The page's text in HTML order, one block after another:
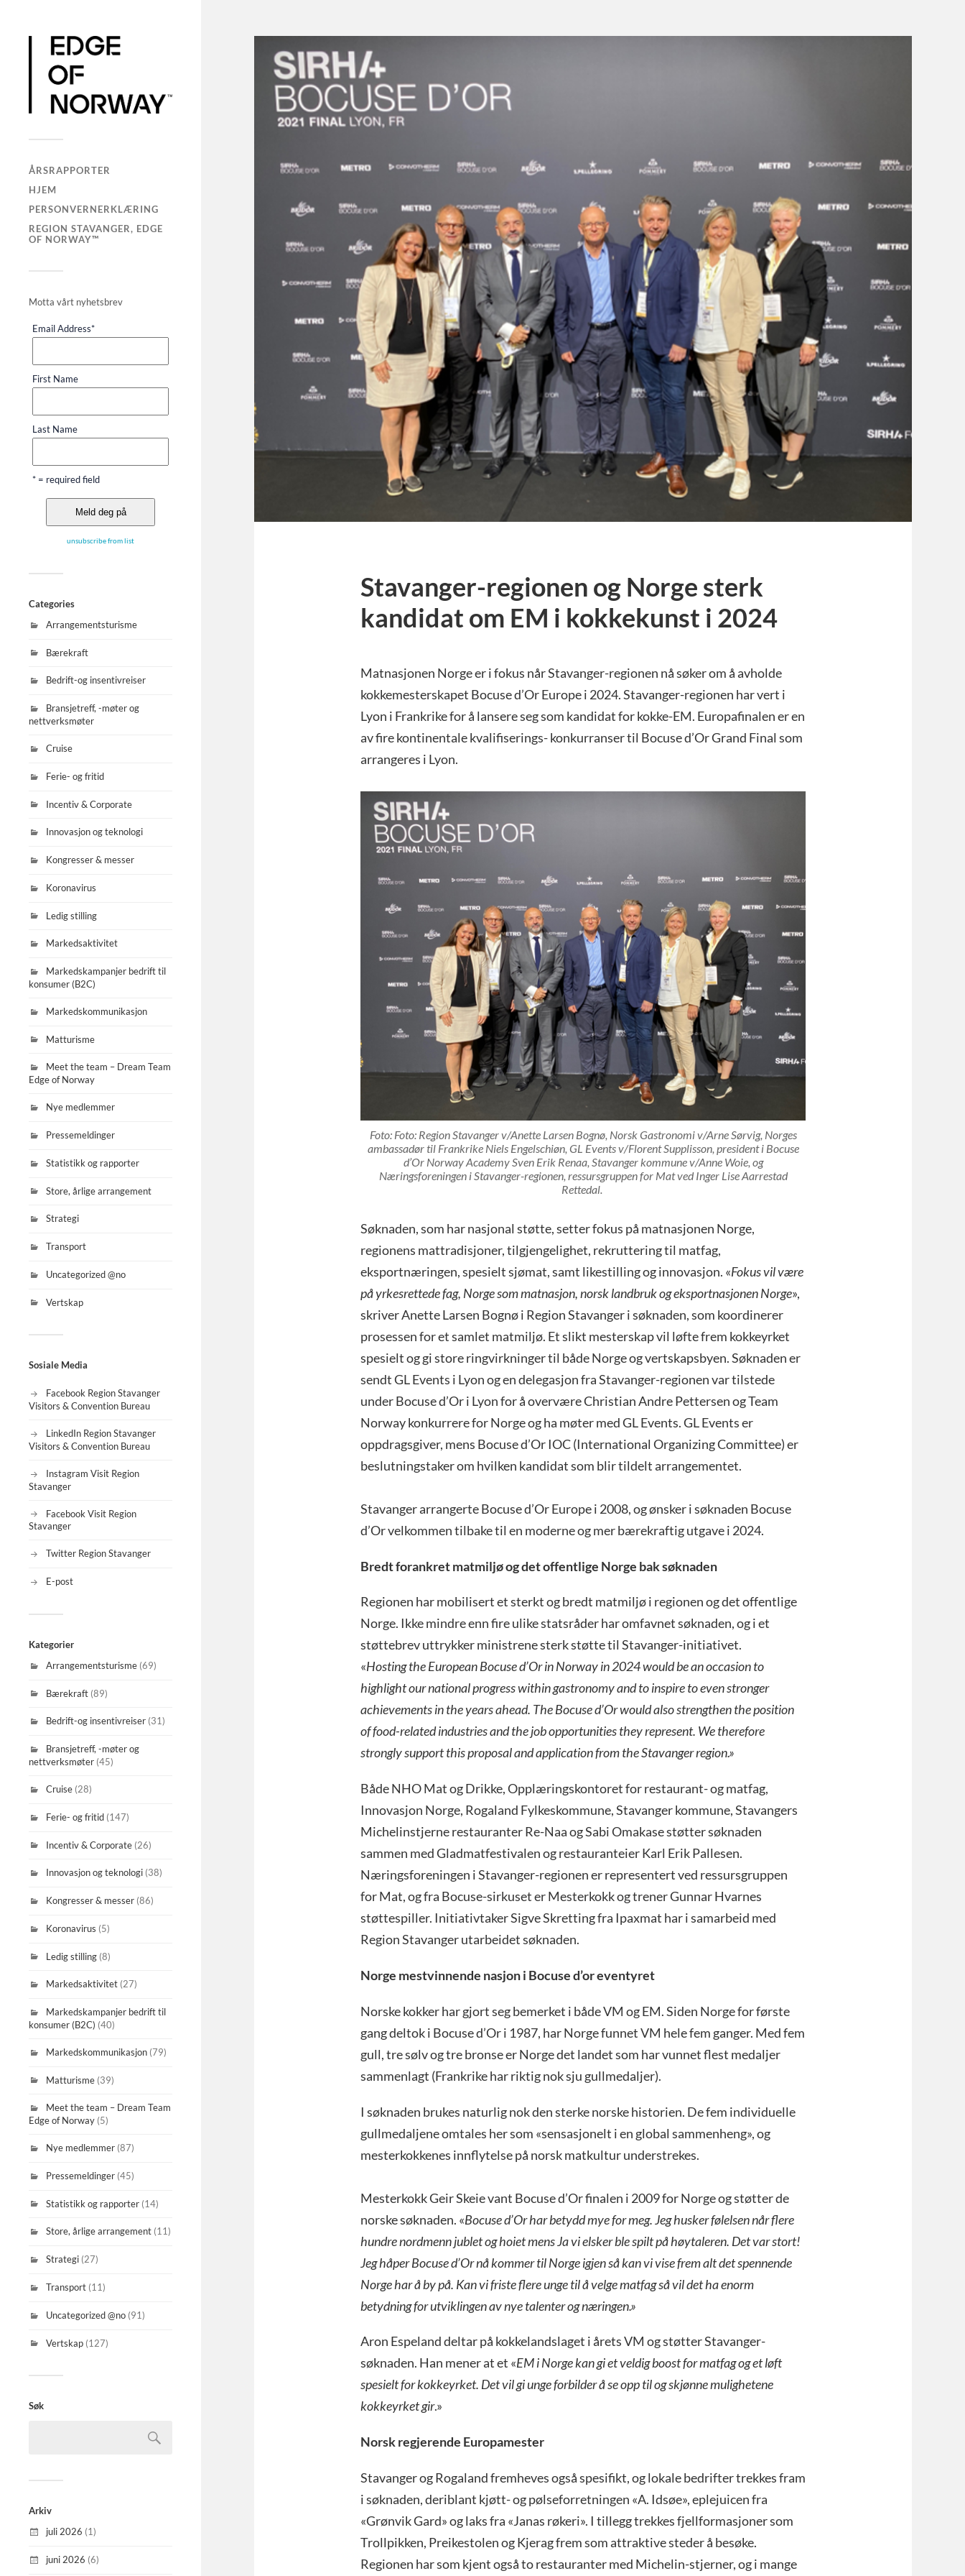
ÅRSRAPPORTER
HJEM
PERSONVERNERKLÆRING
REGION STAVANGER, EDGE
OF NORWAY™
Motta vårt nyhetsbrev
Email Address*
First Name
Last Name
* = required field
unsubscribe from list
Categories
Arrangementsturisme
Bærekraft
Bedrift-og insentivreiser
Bransjetreff, -møter og
nettverksmøter
Cruise
Ferie- og fritid
Incentiv & Corporate
Innovasjon og teknologi
Kongresser & messer
Koronavirus
Ledig stilling
Markedsaktivitet
Markedskampanjer bedrift til
konsumer (B2C)
Markedskommunikasjon
Matturisme
Meet the team – Dream Team
Edge of Norway
Nye medlemmer
Pressemeldinger
Statistikk og rapporter
Store, årlige arrangement
Strategi
Transport
Uncategorized @no
Vertskap
Sosiale Media
Facebook Region Stavanger
Visitors & Convention Bureau
LinkedIn Region Stavanger
Visitors & Convention Bureau
Instagram Visit Region
Stavanger
Facebook Visit Region
Stavanger
Twitter Region Stavanger
E-post
Kategorier
Arrangementsturisme (69)
Bærekraft (89)
Bedrift-og insentivreiser (31)
Bransjetreff, -møter og
nettverksmøter (45)
Cruise (28)
Ferie- og fritid (147)
Incentiv & Corporate (26)
Innovasjon og teknologi (38)
Kongresser & messer (86)
Koronavirus (5)
Ledig stilling (8)
Markedsaktivitet (27)
Markedskampanjer bedrift til
konsumer (B2C) (40)
Markedskommunikasjon (79)
Matturisme (39)
Meet the team – Dream Team
Edge of Norway (5)
Nye medlemmer (87)
Pressemeldinger (45)
Statistikk og rapporter (14)
Store, årlige arrangement (11)
Strategi (27)
Transport (11)
Uncategorized @no (91)
Vertskap (127)
Søk
Arkiv
juli 2026 (1)
juni 2026 (6)
Stavanger-regionen og Norge sterk
kandidat om EM i kokkekunst i 2024
Matnasjonen Norge er i fokus når Stavanger-regionen nå søker om å avholde
kokkemesterskapet Bocuse d’Or Europe i 2024. Stavanger-regionen har vert i
Lyon i Frankrike for å lansere seg som kandidat for kokke-EM. Europafinalen er en
av fire kontinentale kvalifiserings- konkurranser til Bocuse d’Or Grand Final som
arrangeres i Lyon.
Foto: Foto: Region Stavanger v/Anette Larsen Bognø, Norsk Gastronomi v/Arne Sørvig, Norges
ambassadør til Frankrike Niels Engelschiøn, GL Events v/Florent Supplisson, president i Bocuse
d’Or Norway Academy Sven Erik Renaa, Stavanger kommune v/Anne Woie, og
Næringsforeningen i Stavanger-regionen, ressursgruppen for Mat ved Inger Lise Aarrestad
Rettedal.
Søknaden, som har nasjonal støtte, setter fokus på matnasjonen Norge,
regionens mattradisjoner, tilgjengelighet, rekruttering til matfag,
eksportnæringen, spesielt sjømat, samt likestilling og innovasjon. «Fokus vil være
på yrkesrettede fag, Norge som matnasjon, norsk landbruk og eksportnasjonen Norge»,
skriver Anette Larsen Bognø i Region Stavanger i søknaden, som koordinerer
prosessen for et samlet matmiljø. Et slikt mesterskap vil løfte frem kokkeyrket
spesielt og gi store ringvirkninger til både Norge og vertskapsbyen. Søknaden er
sendt GL Events i Lyon og en delegasjon fra Stavanger-regionen var tilstede
under Bocuse d’Or i Lyon for å overvære Christian Andre Pettersen og Team
Norway konkurrere for Norge og ha møter med GL Events. GL Events er
oppdragsgiver, mens Bocuse d’Or IOC (International Organizing Committee) er
beslutningstaker om hvilken kandidat som blir tildelt arrangementet.
Stavanger arrangerte Bocuse d’Or Europe i 2008, og ønsker i søknaden Bocuse
d’Or velkommen tilbake til en moderne og mer bærekraftig utgave i 2024.
Bredt forankret matmiljø og det offentlige Norge bak søknaden
Regionen har mobilisert et sterkt og bredt matmiljø i regionen og det offentlige
Norge. Ikke mindre enn fire ulike statsråder har omfavnet søknaden, og i et
støttebrev uttrykker ministrene sterk støtte til Stavanger-initiativet.
«Hosting the European Bocuse d’Or in Norway in 2024 would be an occasion to
highlight our national progress within gastronomy and to inspire to even stronger
achievements in the years ahead. The Bocuse d’Or would also strengthen the position
of food-related industries and the job opportunities they represent. We therefore
strongly support this proposal and application from the Stavanger region.»
Både NHO Mat og Drikke, Opplæringskontoret for restaurant- og matfag,
Innovasjon Norge, Rogaland Fylkeskommune, Stavanger kommune, Stavangers
Michelinstjerne restauranter Re-Naa og Sabi Omakase støtter søknaden
sammen med Gladmatfestivalen og restauranteier Karl Erik Pallesen.
Næringsforeningen i Stavanger-regionen er representert ved ressursgruppen
for Mat, og fra Bocuse-sirkuset er Mesterkokk og trener Gunnar Hvarnes
støttespiller. Initiativtaker Sigve Skretting fra Ipaxmat har i samarbeid med
Region Stavanger utarbeidet søknaden.
Norge mestvinnende nasjon i Bocuse d’or eventyret
Norske kokker har gjort seg bemerket i både VM og EM. Siden Norge for første
gang deltok i Bocuse d’Or i 1987, har Norge funnet VM hele fem ganger. Med fem
gull, tre sølv og tre bronse er Norge det landet som har vunnet flest medaljer
sammenlagt (Frankrike har riktig nok sju gullmedaljer).
I søknaden brukes naturlig nok den sterke norske historien. De fem individuelle
gullmedaljene omtales her som «sensasjonelt i en global sammenheng», og
mesterkokkenes innflytelse på norsk matkultur understrekes.
Mesterkokk Geir Skeie vant Bocuse d’Or finalen i 2009 for Norge og støtter de
norske søknaden. «Bocuse d’Or har betydd mye for meg. Jeg husker følelsen når flere
hundre nordmenn jublet og hoiet mens Ja vi elsker ble spilt på høytaleren. Det var stort!
Jeg håper Bocuse d’Or nå kommer til Norge igjen så kan vi vise frem alt det spennende
Norge har å by på. Kan vi friste flere unge til å velge matfag så vil det ha enorm
betydning for utviklingen av nye talenter og næringen.»
Aron Espeland deltar på kokkelandslaget i årets VM og støtter Stavanger-
søknaden. Han mener at et «EM i Norge kan gi et veldig boost for matfag og et løft
spesielt for kokkeyrket. Det vil gi unge forbilder å se opp til og skjønne mulighetene
kokkeyrket gir.»
Norsk regjerende Europamester
Stavanger og Rogaland fremheves også spesifikt, og lokale bedrifter trekkes fram
i søknaden, deriblant kjøtt- og pølseforretningen «A. Idsøe», eplejuicen fra
«Grønvik Gard» og laks fra «Janas røkeri». I tillegg trekkes fjellformasjoner som
Trollpikken, Preikestolen og Kjerag frem som attraktive steder å besøke.
Regionen har som kjent også to restauranter med Michelin-stjerner, og i mange